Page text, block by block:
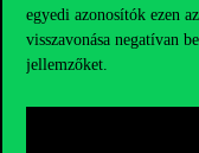
egyedi azonosítók ezen
visszavonása negatívan
jellemzőket.
Kérdésed van a
HUB jelenlegi